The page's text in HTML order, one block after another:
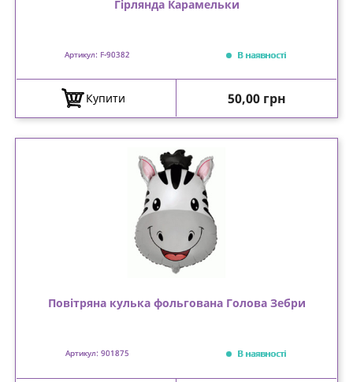
Гірлянда Карамельки
Артикул: F-90382 В наявності
Купити Ціна
50,00 грн
Повітряна кулька фольгована Голова Зебри
Артикул: 901875 В наявності